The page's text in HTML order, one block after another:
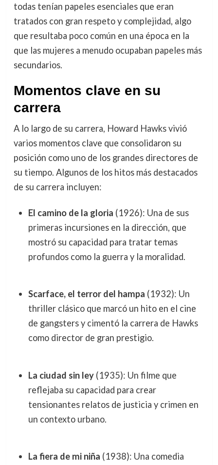
todas tenían papeles esenciales que eran
tratados con gran respeto y complejidad, algo
que resultaba poco común en una época en la
que las mujeres a menudo ocupaban papeles más
secundarios.
Momentos clave en su
carrera
A lo largo de su carrera, Howard Hawks vivió
varios momentos clave que consolidaron su
posición como uno de los grandes directores de
su tiempo. Algunos de los hitos más destacados
de su carrera incluyen:
El camino de la gloria (1926): Una de sus
primeras incursiones en la dirección, que
mostró su capacidad para tratar temas
profundos como la guerra y la moralidad.
Scarface, el terror del hampa (1932): Un
thriller clásico que marcó un hito en el cine
de gangsters y cimentó la carrera de Hawks
como director de gran prestigio.
La ciudad sin ley(1935): Un filme que
reflejaba su capacidad para crear
tensionantes relatos de justicia y crimen en
un contexto urbano.
La fiera de mi niña (1938): Una comedia